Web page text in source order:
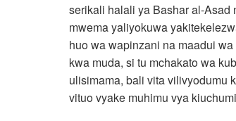
serikali halali ya Bashar al-Asad
mwema yaliyokuwa
huo wa wapinzani na maadui
kwa muda, si tu mchakato wa
ulisimama, bali vita vilivyodumu
vituo vyake muhimu vya